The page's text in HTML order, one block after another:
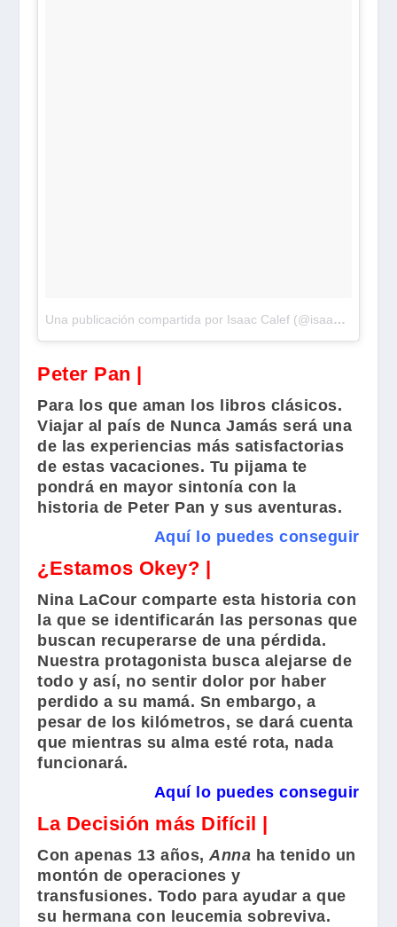
Una publicación compartida por Isaac Calef (@isaaccalef100)
Peter Pan |
Para los que aman los libros clásicos.
Viajar al país de Nunca Jamás será una
de las experiencias más satisfactorias
de estas vacaciones. Tu pijama te
pondrá en mayor sintonía con la
historia de Peter Pan y sus aventuras.
Aquí lo puedes conseguir
¿Estamos Okey? |
Nina LaCour comparte esta historia con
la que se identificarán las personas que
buscan recuperarse de una pérdida.
Nuestra protagonista busca alejarse de
todo y así, no sentir dolor por haber
perdido a su mamá. Sn embargo, a
pesar de los kilómetros, se dará cuenta
que mientras su alma esté rota, nada
funcionará.
Aquí lo puedes conseguir
La Decisión más Difícil |
Con apenas 13 años,Anna ha tenido un
montón de operaciones y
transfusiones. Todo para ayudar a que
su hermana con leucemia sobreviva.